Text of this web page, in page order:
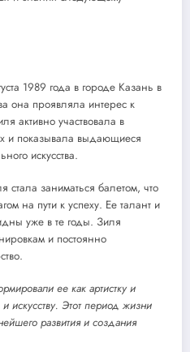
1989 года в городе Казань в
она проявляла интерес к
активно участвовала в
и показывала выдающиеся
искусства.
стала заниматься балетом, что
на пути к успеху. Ее талант и
уже в те годы. Зиля
и постоянно
ее как артистку и
искусству. Этот период жизни
развития и создания